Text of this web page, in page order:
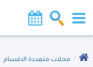
محلات متعددة الاقسام